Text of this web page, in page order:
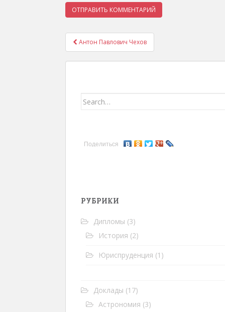
Навигация записей
Антон Павлович Чехов
Search for:
Поделиться
РУБРИКИ
Дипломы (3)
История (2)
Юриспруденция (1)
Доклады (17)
Астрономия (3)